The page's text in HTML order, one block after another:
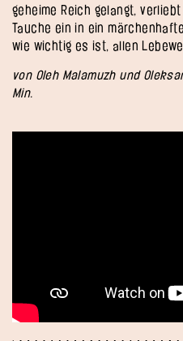
geheime Reich gelangt,
Tauche ein in ein
wie wichtig es ist, allen
von Oleh Malamuzh und
Min.